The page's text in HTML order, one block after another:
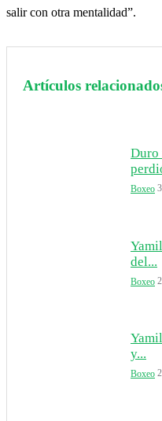
salir con otra mentalidad”.
Artículos
Duro
Boxeo
del...
Boxeo
y...
Boxeo